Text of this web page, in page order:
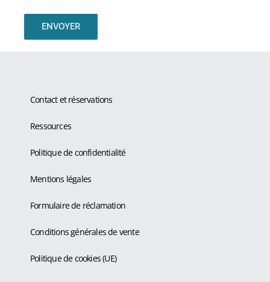
Contact et réservations
Ressources
Politique de confidentialité
Mentions légales
Formulaire de réclamation
Conditions générales de vente
Politique de cookies (UE)